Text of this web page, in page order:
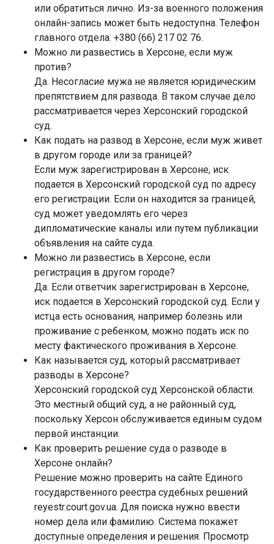
или обратиться лично. Из-за военного положения
онлайн-запись может быть недоступна. Телефон
главного отдела: +380 (66) 217 02 76.
Можно ли развестись в Херсоне, если муж
против?
Да. Несогласие мужа не является юридическим
препятствием для развода. В таком случае дело
рассматривается через Херсонский городской
суд.
Как подать на развод в Херсоне, если муж живет
в другом городе или за границей?
Если муж зарегистрирован в Херсоне, иск
подается в Херсонский городской суд по адресу
его регистрации. Если он находится за границей,
суд может уведомлять его через
дипломатические каналы или путем публикации
объявления на сайте суда.
Можно ли развестись в Херсоне, если
регистрация в другом городе?
Да. Если ответчик зарегистрирован в Херсоне,
иск подается в Херсонский городской суд. Если у
истца есть основания, например болезнь или
проживание с ребенком, можно подать иск по
месту фактического проживания в Херсоне.
Как называется суд, который рассматривает
разводы в Херсоне?
Херсонский городской суд Херсонской области.
Это местный общий суд, а не районный суд,
поскольку Херсон обслуживается единым судом
первой инстанции.
Как проверить решение суда о разводе в
Херсоне онлайн?
Решение можно проверить на сайте Единого
государственного реестра судебных решений
reyestr.court.gov.ua. Для поиска нужно ввести
номер дела или фамилию. Система покажет
доступные определения и решения. Просмотр